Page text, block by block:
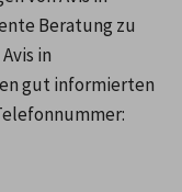
Beratung zu
in
gut informierten